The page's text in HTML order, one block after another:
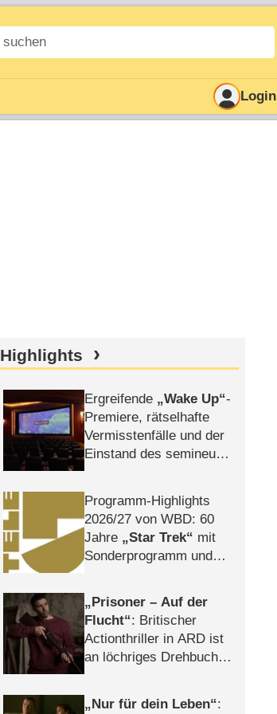
Login
Highlights
Ergreifende Wake Up -
Premiere, rätselhafte
Vermisstenfälle und der
Einstand des semineuen
Programm-Highlights
2026/​27 von WBD: 60
Jahre
Star Trek
mit
Sonderprogramm und
Prisoner – Auf der
Flucht : Britischer
Actionthriller in ARD ist
an löchriges Drehbuch
Nur für dein Leben :